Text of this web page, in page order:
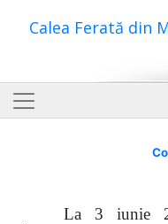
Calea Ferată din
La 3 iunie